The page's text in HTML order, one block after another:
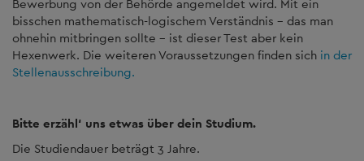
Bewerbung von der Behörde angemeldet wird. Mit ein
bisschen mathematisch-logischem Verständnis – das man
ohnehin mitbringen sollte – ist dieser Test aber kein
Hexenwerk. Die weiteren Voraussetzungen finden sich in der
Stellenausschreibung.
Bitte erzähl‘ uns etwas über dein Studium.
Die Studiendauer beträgt 3 Jahre.